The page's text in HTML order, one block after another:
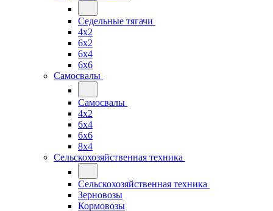
Седельные тягачи
4x2
6x2
6x4
6x6
Самосвалы
Самосвалы
4x2
6x4
6x6
8x4
Сельскохозяйственная техника
Сельскохозяйственная техника
Зерновозы
Кормовозы